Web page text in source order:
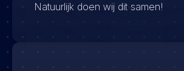
Natuurlijk doen wij dit samen!